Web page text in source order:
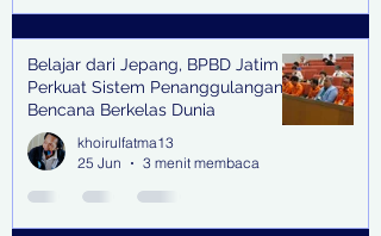
Belajar dari Jepang, BPBD Jatim
Perkuat Sistem Penanggulangan
Bencana Berkelas Dunia
khoirulfatma13
25 Jun
3 menit membaca